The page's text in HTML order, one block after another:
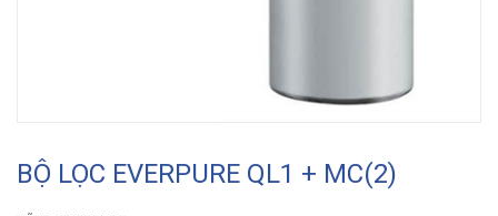
BỘ LỌC EVERPURE QL1 + MC(2)